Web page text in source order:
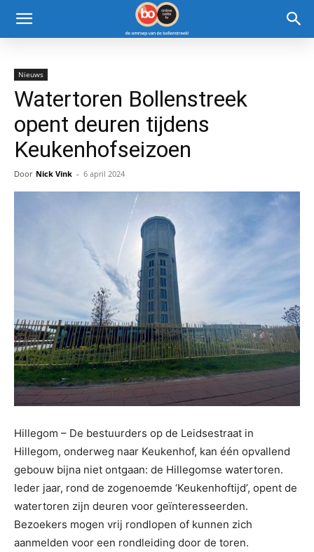
Nieuws
Watertoren Bollenstreek
opent deuren tijdens
Keukenhofseizoen
Door Nick Vink - 6 april 2024
Hillegom – De bestuurders op de Leidsestraat in
Hillegom, onderweg naar Keukenhof, kan één opvallend
gebouw bijna niet ontgaan: de Hillegomse watertoren.
Ieder jaar, rond de zogenoemde ‘Keukenhoftijd’, opent de
watertoren zijn deuren voor geïnteresseerden.
Bezoekers mogen vrij rondlopen of kunnen zich
aanmelden voor een rondleiding door de toren.